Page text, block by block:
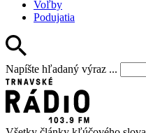
Voľby
Podujatia
Napíšte hľadaný výraz ...